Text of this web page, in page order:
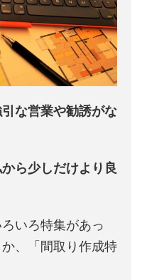
な営業や勧誘がな
ら少しだけより良
いろ特集があっ
、「間取り作成特